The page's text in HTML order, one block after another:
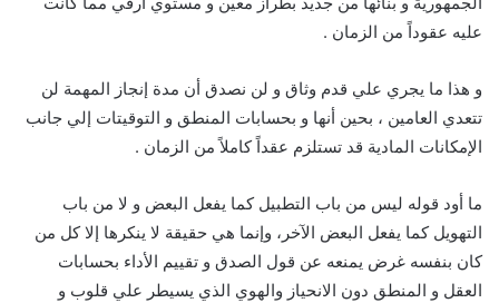
عليه عقوداً من الزمان .
و هذا ما يجري علي قدم وثاق و لن نصدق أن مدة إنجاز المهمة لن
تتعدي العامين ، بحين أنها و بحسابات المنطق و التوقيتات إلي جانب
الإمكانات المادية قد تستلزم عقداً كاملاً من الزمان .
ما أود قوله ليس من باب التطبيل كما يفعل البعض و لا من باب
التهويل كما يفعل البعض الآخر، وإنما هي حقيقة لا ينكرها إلا كل من
كان بنفسه غرض يمنعه عن قول الصدق و تقييم الأداء بحسابات
العقل و المنطق دون الانحياز والهوي الذي يسيطر علي قلوب و